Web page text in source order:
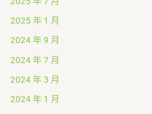
2025 年 1 月
2024 年 9 月
2024 年 7 月
2024 年 3 月
2024 年 1 月